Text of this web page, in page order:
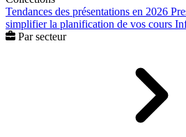
Tendances des présentations en 2026
simplifier la planification de vos cours
Par secteur